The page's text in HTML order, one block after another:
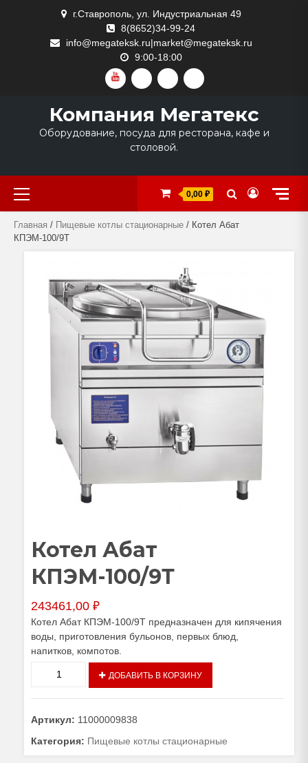
г.Ставрополь, ул. Индустриальная 49
8(8652)34-99-24
info@megateksk.ru|market@megateksk.ru
9:00-18:00
YOUTUBEVKVIDEORUTUBEDZEN
Компания Мегатекс
Оборудование, посуда для ресторана, кафе и
столовой.
Primary
Menu
0,00 ₽
Главная / Пищевые котлы стационарные / Котел Абат
КПЭМ-100/9Т
Котел Абат
КПЭМ-100/9Т
243461,00 ₽
Котел Абат КПЭМ-100/9Т предназначен для кипячения
воды, приготовления бульонов, первых блюд,
напитков, компотов.
Котел
КПЭМ-100/9Т
ДОБАВИТЬ В КОРЗИНУ
Артикул: 11000009838
Категория: Пищевые котлы стационарные